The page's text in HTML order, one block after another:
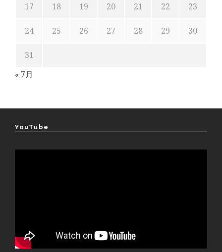
17 18 19 20 21 22 23
24 25 26 27 28 29 30
31
« 7月
YouTube